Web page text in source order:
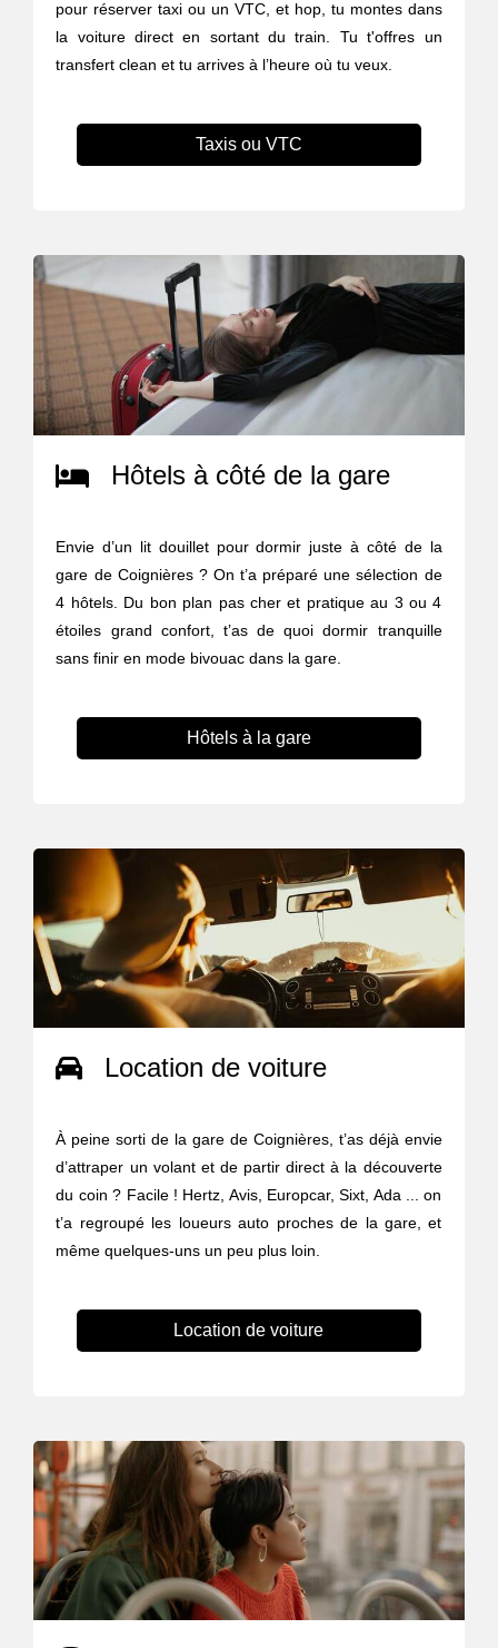
pour réserver taxi ou un VTC, et hop, tu montes dans
la voiture direct en sortant du train. Tu t'offres un
transfert clean et tu arrives à l’heure où tu veux.
Taxis ou VTC
Hôtels à côté de la gare
Envie d’un lit douillet pour dormir juste à côté de la
gare de Coignières ? On t’a préparé une sélection de
4 hôtels. Du bon plan pas cher et pratique au 3 ou 4
étoiles grand confort, t’as de quoi dormir tranquille
sans finir en mode bivouac dans la gare.
Hôtels à la gare
Location de voiture
À peine sorti de la gare de Coignières, t’as déjà envie
d’attraper un volant et de partir direct à la découverte
du coin ? Facile ! Hertz, Avis, Europcar, Sixt, Ada ... on
t’a regroupé les loueurs auto proches de la gare, et
même quelques-uns un peu plus loin.
Location de voiture